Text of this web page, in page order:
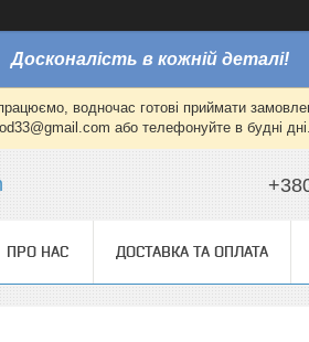
Досконалість в кожній деталі!
водночас готові приймати
або телефонуйте в будні
ПРО НАС ДОСТАВКА ТА ОПЛАТА